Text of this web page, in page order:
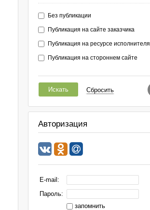
Без публикации
Публикация на сайте заказчика
Публикация на ресурсе исполнителя
Публикация на стороннем сайте
Искать Сбросить
Авторизация
E-mail:
Пароль:
запомнить